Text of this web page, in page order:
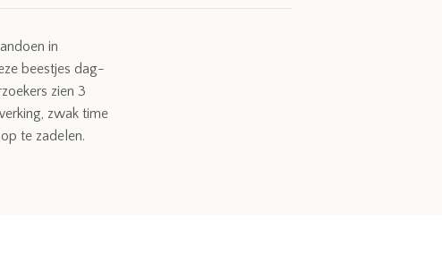
in
beestjes dag-
zien 3
zwak time
te zadelen.